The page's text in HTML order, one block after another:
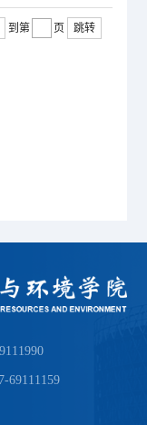
到第 页 跳转